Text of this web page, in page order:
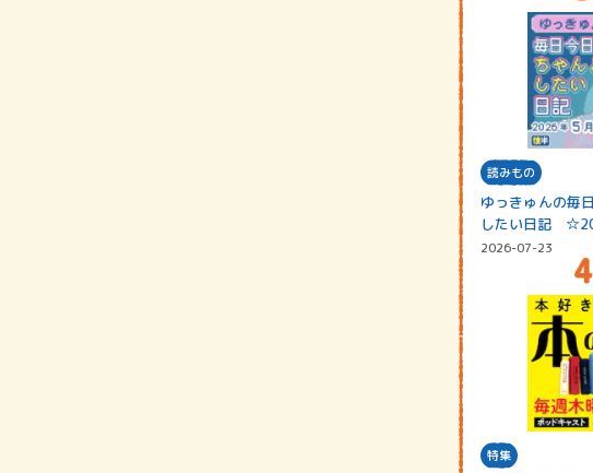
読みもの
ゆっきゅんの毎
したい日記
2026-07-23
特集